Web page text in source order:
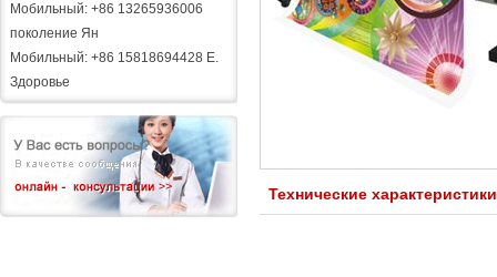
Мобильный: +86 13265936006
поколение Ян
Мобильный: +86 15818694428 Е.
Здоровье
Технические